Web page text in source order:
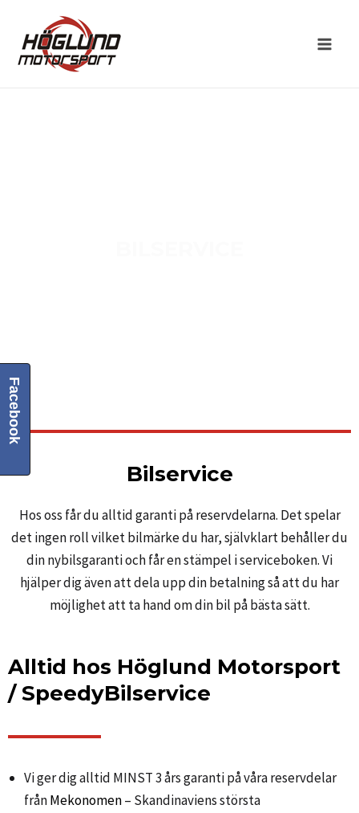
Bilservice
Hos oss får du alltid garanti på reservdelarna. Det spelar
det ingen roll vilket bilmärke du har, självklart behåller du
din nybilsgaranti och får en stämpel i serviceboken. Vi
hjälper dig även att dela upp din betalning så att du har
möjlighet att ta hand om din bil på bästa sätt.
Alltid hos Höglund Motorsport
/ SpeedyBilservice
Vi ger dig alltid MINST 3 års garanti på våra reservdelar
frånMekonomen– Skandinaviens största
Facebook